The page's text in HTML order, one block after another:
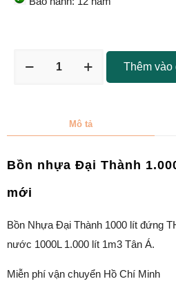
Thêm vào
Mô tả
Bồn nhựa Đại Thành
mới
Bồn Nhựa Đại Thành 1000 lít đứng
nước 1000L 1.000 lít 1m3 Tân Á.
Miễn phí vận chuyển Hồ Chí Minh